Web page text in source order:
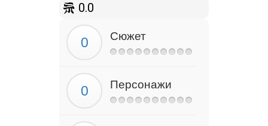
0.0
Сюжет
Персонажи